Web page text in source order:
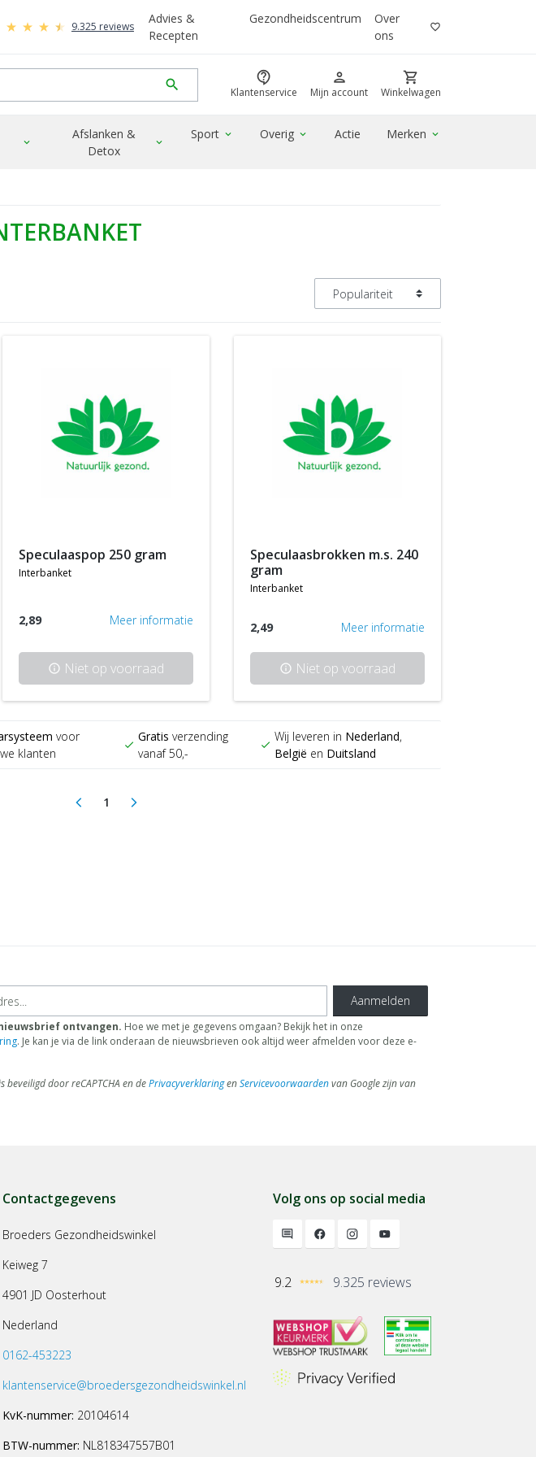
9.325 reviews
Advies &
Recepten
Gezondheidscentrum
Over
ons
favorite_border
search contact_support
Klantenservice
person
Mijn account
shopping_cart
Winkelwagen
expand_more
Afslanken &
Detox
expand_more
Sport expand_more Overig expand_more Actie Merken expand_more
speculaaspop 250 gram
interbanket
2,89 Meer informatie
info Niet op voorraad
speculaasbrokken m.s. 240
gram
interbanket
2,49 Meer informatie
info Niet op voorraad
voor
klanten
check
Gratis verzending
vanaf 50,-
check
Wij leveren in Nederland,
België en Duitsland
arrow_back_ios 1(current)
arrow_forward_ios
Aanmelden
ontvangen. Hoe we met je gegevens omgaan? Bekijk het in onze
. Je kan je via de link onderaan de nieuwsbrieven ook altijd weer afmelden voor deze e-
beveiligd door reCAPTCHA en dePrivacyverklaringenServicevoorwaardenvan Google zijn van
Contactgegevens
Broeders Gezondheidswinkel
Keiweg 7
4901 JD Oosterhout
Nederland
0162-453223
klantenservice@broedersgezondheidswinkel.nl
KvK-nummer: 20104614
BTW-nummer: NL818347557B01
Volg ons op social media
9.2 9.325 reviews